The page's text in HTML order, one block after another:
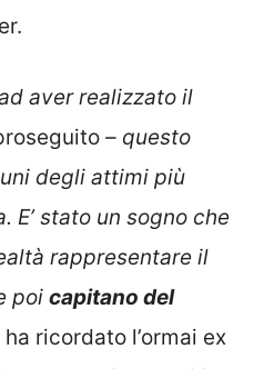
aver realizzato il
– questo
degli attimi più
E’ stato un sogno che
rappresentare il
poi capitano del
ha ricordato l’ormai ex